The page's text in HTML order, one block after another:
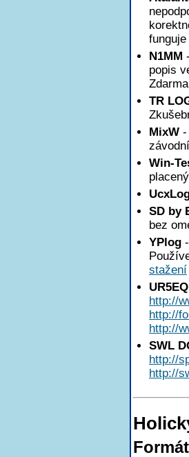
N1MM
popis
Zdarma
TR
MixW -
Win-
SD by
bez
YPlog -
stažení
http://
http://
http://
SWL
http://
http://